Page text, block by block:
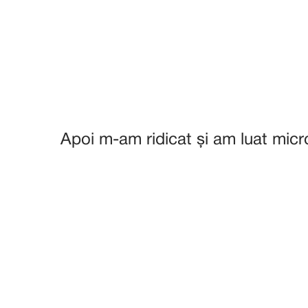
Apoi m-am ridicat și am luat